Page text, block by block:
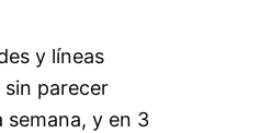
y líneas
sin parecer
semana, y en 3